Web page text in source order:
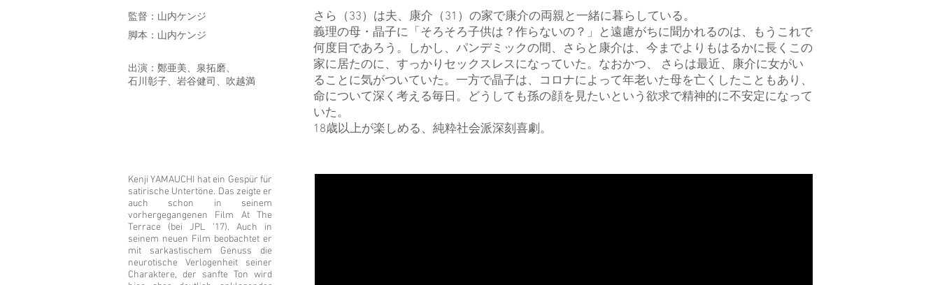
監督：山内ケンジ
脚本：山内ケンジ
出演：鄭亜美、泉拓磨、
石川彰子、岩谷健司、吹越満
さら（33）は夫、康介（31）の家で康介の両親と一緒に暮らしている。
義理の母・晶子に「そろそろ子供は？作らないの？」と遠慮がちに聞かれるのは、もうこれで
何度目であろう。しかし、パンデミックの間、さらと康介は、今までよりもはるかに長くこの
家に居たのに、すっかりセックスレスになっていた。なおかつ、 さらは最近、康介に女がい
ることに気がついていた。一方で晶子は、コロナによって年老いた母を亡くしたこともあり、
命について深く考える毎日。どうしても孫の顔を見たいという欲求で精神的に不安定になって
いた。
18歳以上が楽しめる、純粋社会派深刻喜劇。
Kenji YAMAUCHI hat ein Gespür für
satirische Untertöne. Das zeigte er
auch schon in seinem
vorhergegangenen Film At The
Terrace (bei JPL ’17). Auch in
seinem neuen Film beobachtet er
mit sarkastischem Genuss die
neurotische Verlogenheit seiner
Charaktere, der sanfte Ton wird